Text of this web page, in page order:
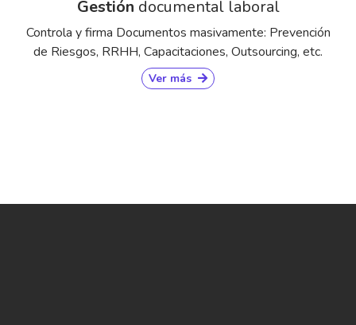
Gestión documental laboral
Controla y firma Documentos masivamente: Prevención
de Riesgos, RRHH, Capacitaciones, Outsourcing, etc.
Ver más